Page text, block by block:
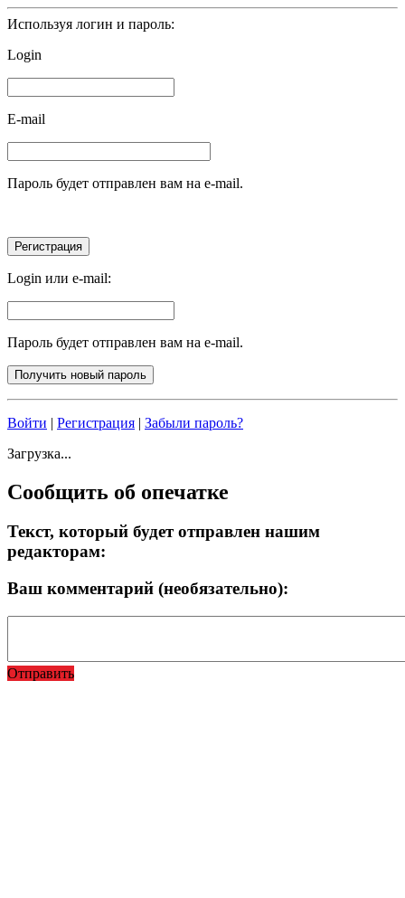
Используя логин и пароль:
Login
E-mail
Пароль будет отправлен вам на e-mail.
Login или e-mail:
Пароль будет отправлен вам на e-mail.
Войти | Регистрация | Забыли пароль?
Загрузка...
Сообщить об опечатке
Текст, который будет отправлен нашим
редакторам:
Ваш комментарий (необязательно):
Отправить